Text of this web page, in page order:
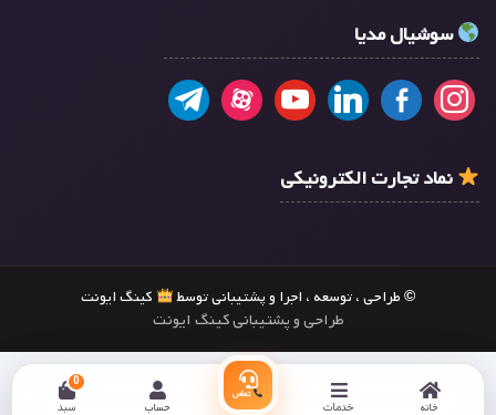
خانه خدمات
تماس
حساب سبد
0
سوشیال مدیا
نماد تجارت الکترونیکی
© طراحی ، توسعه ، اجرا و پشتیبانی توسط کینگ ایونت
طراحی و پشتیبانی کینگ ایونت